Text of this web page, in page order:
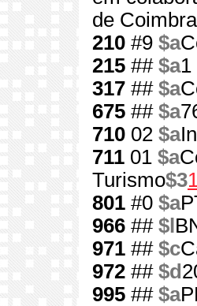
de Coimbra
210 #9 $a
215 ## $a1
317 ## $a
675 ## $a
710 02 $a
711 01 $a
Turismo$3
801 #0 $a
966 ## $l
971 ## $c
972 ## $d
995 ## $a